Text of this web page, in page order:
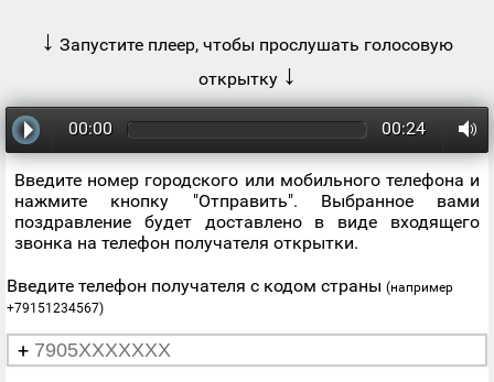
↓ Запустите плеер, чтобы прослушать голосовую
открытку ↓
00:00 00:24
Введите номер городского или мобильного телефона и
нажмите кнопку "Отправить". Выбранное вами
поздравление будет доставлено в виде входящего
звонка на телефон получателя открытки.
Введите телефон получателя с кодом страны (например
+79151234567)
+